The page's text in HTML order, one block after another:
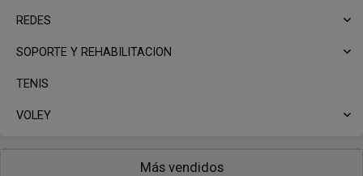
REDES
SOPORTE Y REHABILITACION
TENIS
VOLEY
Más vendidos